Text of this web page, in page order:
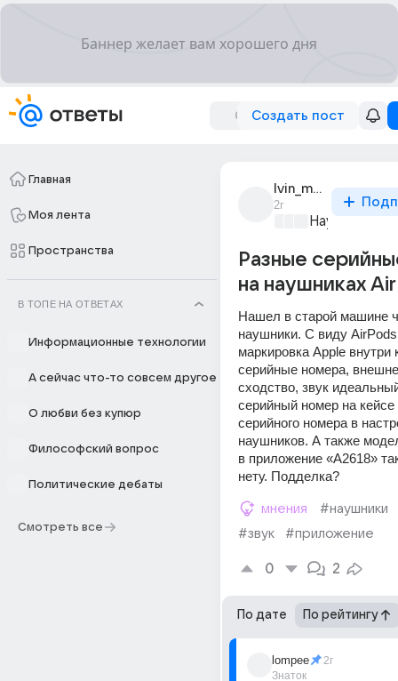
Создать пост
Главная
Моя лента
Пространства
В ТОПЕ НА ОТВЕТАХ
Информационные технологии
А сейчас что-то совсем другое
О любви без купюр
Философский вопрос
Политические дебаты
Смотреть все
lvin_margoldin_1
2г
Наука
Разные
на наушниках
Нашел в старой машине
наушники. С виду
маркировка Apple внутри
серийные номера,
сходство, звук
серийный номер на кейсе
серийного номера в
наушников. А также
в приложение «А2618»
нету. Подделка?
мнения
#наушники
#звук
#приложение
0 2
По дате По рейтингу
lompee
Знаток
2г